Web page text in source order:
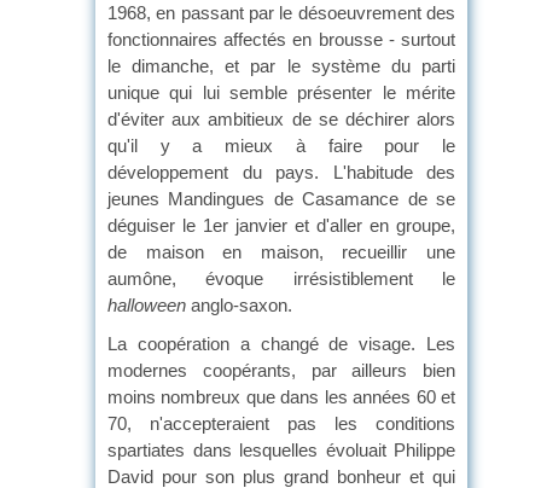
1968, en passant par le désoeuvrement des
fonctionnaires affectés en brousse - surtout
le dimanche, et par le système du parti
unique qui lui semble présenter le mérite
d'éviter aux ambitieux de se déchirer alors
qu'il y a mieux à faire pour le
développement du pays. L'habitude des
jeunes Mandingues de Casamance de se
déguiser le 1er janvier et d'aller en groupe,
de maison en maison, recueillir une
aumône, évoque irrésistiblement le
halloween anglo-saxon.
La coopération a changé de visage. Les
modernes coopérants, par ailleurs bien
moins nombreux que dans les années 60 et
70, n'accepteraient pas les conditions
spartiates dans lesquelles évoluait Philippe
David pour son plus grand bonheur et qui